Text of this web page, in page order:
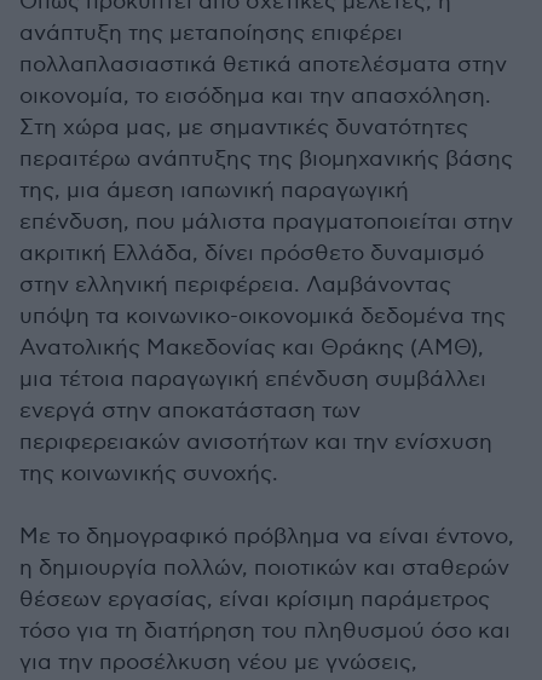
ανάπτυξη της μεταποίησης επιφέρει
πολλαπλασιαστικά θετικά αποτελέσματα στην
οικονομία, το εισόδημα και την απασχόληση.
Στη χώρα μας, με σημαντικές δυνατότητες
περαιτέρω ανάπτυξης της βιομηχανικής βάσης
της, μια άμεση ιαπωνική παραγωγική
επένδυση, που μάλιστα πραγματοποιείται στην
ακριτική Ελλάδα, δίνει πρόσθετο δυναμισμό
στην ελληνική περιφέρεια. Λαμβάνοντας
υπόψη τα κοινωνικο-οικονομικά δεδομένα της
Ανατολικής Μακεδονίας και Θράκης (ΑΜΘ),
μια τέτοια παραγωγική επένδυση συμβάλλει
ενεργά στην αποκατάσταση των
περιφερειακών ανισοτήτων και την ενίσχυση
της κοινωνικής συνοχής.
Με το δημογραφικό πρόβλημα να είναι έντονο,
η δημιουργία πολλών, ποιοτικών και σταθερών
θέσεων εργασίας, είναι κρίσιμη παράμετρος
τόσο για τη διατήρηση του πληθυσμού όσο και
για την προσέλκυση νέου με γνώσεις,